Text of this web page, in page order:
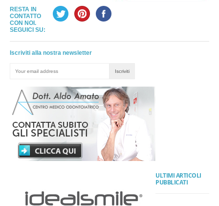
RESTA IN
CONTATTO
CON NOI.
SEGUICI SU:
Iscriviti alla nostra newsletter
ULTIMI ARTICOLI
PUBBLICATI